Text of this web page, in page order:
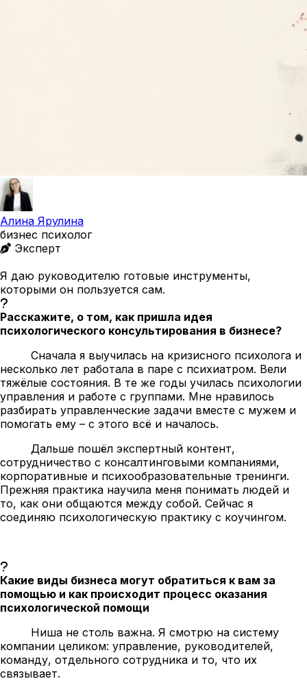
Алина Ярулина
бизнес психолог
Эксперт
Я даю руководителю готовые инструменты,
которыми он пользуется сам.
Расскажите, о том, как пришла идея
психологического консультирования в бизнесе?
Сначала я выучилась на кризисного психолога и
несколько лет работала в паре с психиатром. Вели
тяжёлые состояния. В те же годы училась психологии
управления и работе с группами. Мне нравилось
разбирать управленческие задачи вместе с мужем и
помогать ему – с этого всё и началось.
Дальше пошёл экспертный контент,
сотрудничество с консалтинговыми компаниями,
корпоративные и психообразовательные тренинги.
Прежняя практика научила меня понимать людей и
то, как они общаются между собой. Сейчас я
соединяю психологическую практику с коучингом.
Какие виды бизнеса могут обратиться к вам за
помощью и как происходит процесс оказания
психологической помощи
Ниша не столь важна. Я смотрю на систему
компании целиком: управление, руководителей,
команду, отдельного сотрудника и то, что их
связывает.